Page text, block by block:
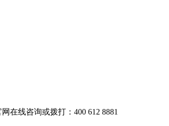
网在线咨询或拨打：400 612 8881